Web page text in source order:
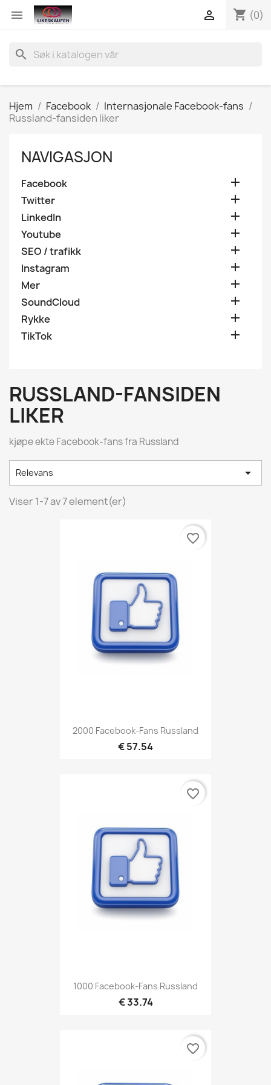
 shopping_cart (0)

search
Hjem Facebook
Internasjonale Facebook-fans
Russland-fansiden liker
NAVIGASJON
Facebook 
Twitter 
LinkedIn 
Youtube 
SEO / trafikk 
Instagram 
Mer 
SoundCloud 
Rykke 
TikTok 
RUSSLAND-FANSIDEN
LIKER
kjøpe ekte Facebook-fans fra Russland
Relevans 
Viser 1-7 av 7 element(er)
2000 Facebook-Fans Russland
€ 57.54
favorite_border
1000 Facebook-Fans Russland
€ 33.74
favorite_border
favorite_border